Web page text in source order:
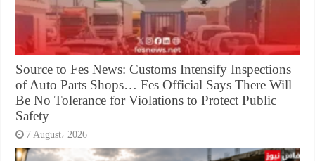
Source to Fes News: Customs Intensify Inspections
of Auto Parts Shops… Fes Official Says There Will
Be No Tolerance for Violations to Protect Public
Safety
7 August، 2026